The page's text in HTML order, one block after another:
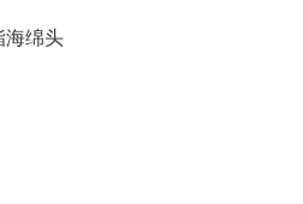
海绵头